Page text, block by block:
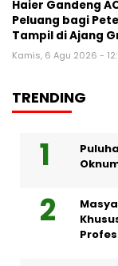
Haier Gandeng
Peluang bagi
Tampil di Ajang
Kamis, 6 Agu 2026 -
TRENDING